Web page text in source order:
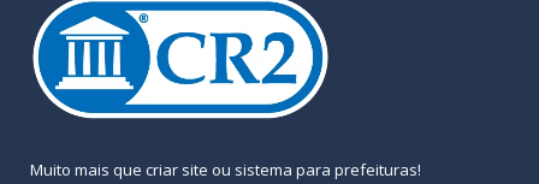
Muito mais que criar site ou sistema para prefeituras!